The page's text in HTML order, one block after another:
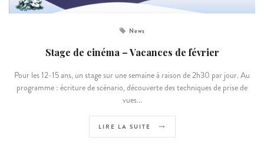
News
Stage de cinéma – Vacances de février
Pour les 12-15 ans, un stage sur une semaine à raison de 2h30 par jour. Au
programme : écriture de scénario, découverte des techniques de prise de
vues...
LIRE LA SUITE